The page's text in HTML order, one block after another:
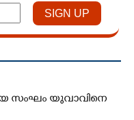
സംഘം യുവാവിനെ